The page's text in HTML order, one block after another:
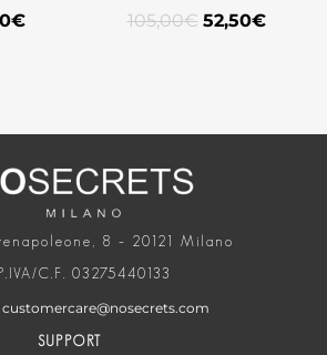
€ 105,00€ 52,50€
8 – 20121 Milano
C.F. 03275440133
customercare@nosecrets.com
SUPPORT